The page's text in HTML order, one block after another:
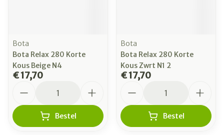
Bota
Bota Relax 280 Korte
Kous Beige N4
€ 17,70
Bestel
Bota
Bota Relax 280 Korte
Kous Zwrt N1 2
€ 17,70
Bestel